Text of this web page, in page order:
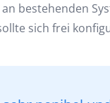
bestehenden
sich frei